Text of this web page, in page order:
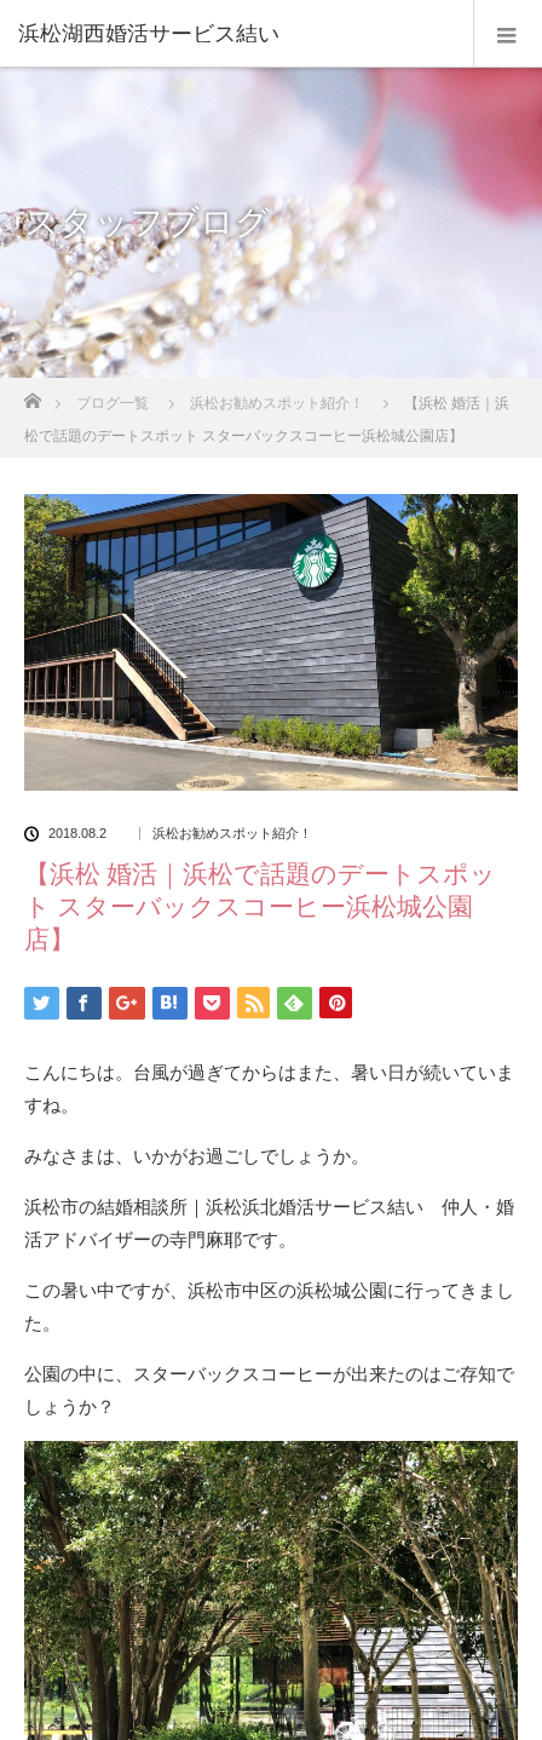
浜松湖西婚活サービス結い
スタッフブログ
ブログ一覧 浜松お勧めスポット紹介！
【浜松 婚活｜浜
松で話題のデートスポット スターバックスコーヒー浜松城公園店】
2018.08.2 浜松お勧めスポット紹介！
【浜松 婚活｜浜松で話題のデートスポッ
ト スターバックスコーヒー浜松城公園
店】
こんにちは。台風が過ぎてからはまた、暑い日が続いていま
すね。
みなさまは、いかがお過ごしでしょうか。
浜松市の結婚相談所｜浜松浜北婚活サービス結い 仲人・婚
活アドバイザーの寺門麻耶です。
この暑い中ですが、浜松市中区の浜松城公園に行ってきまし
た。
公園の中に、スターバックスコーヒーが出来たのはご存知で
しょうか？